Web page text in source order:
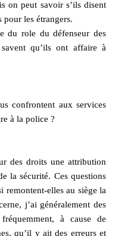
on peut savoir s’ils disent
les étrangers.
du role du défenseur des
qu’ils ont affaire à
confrontent aux services
à la police ?
des droits une attribution
la sécurité. Ces questions
remontent-elles au siège la
j’ai généralement des
à cause de
qu’il y ait des erreurs et